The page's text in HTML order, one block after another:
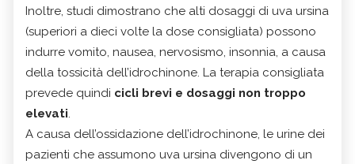
Inoltre, studi dimostrano che alti dosaggi di uva ursina
(superiori a dieci volte la dose consigliata) possono
indurre vomito, nausea, nervosismo, insonnia, a causa
della tossicità dell’idrochinone. La terapia consigliata
prevede quindi cicli brevi e dosaggi non troppo
elevati.
A causa dell’ossidazione dell’idrochinone, le urine dei
pazienti che assumono uva ursina divengono di un